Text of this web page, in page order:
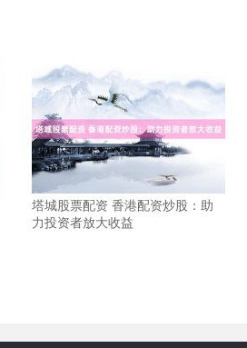
塔城股票配资 香港配资炒股：助
力投资者放大收益